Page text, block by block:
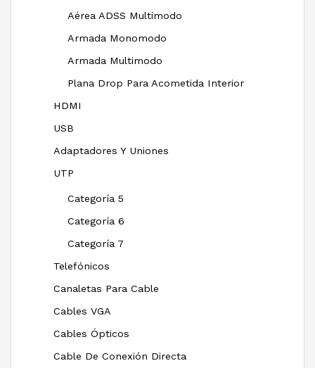
Aérea ADSS Multimodo
Armada Monomodo
Armada Multimodo
Plana Drop Para Acometida Interior
HDMI
USB
Adaptadores Y Uniones
UTP
Categoría 5
Categoría 6
Categoría 7
Telefónicos
Canaletas Para Cable
Cables VGA
Cables Ópticos
Cable De Conexión Directa